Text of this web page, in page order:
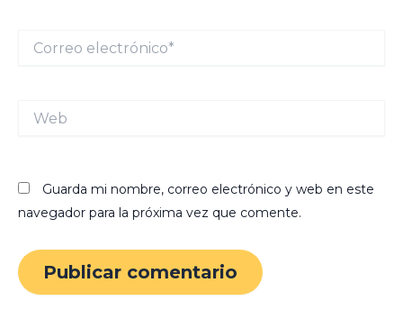
electrónico*
Guarda mi nombre, correo electrónico y web en este
navegador para la próxima vez que comente.